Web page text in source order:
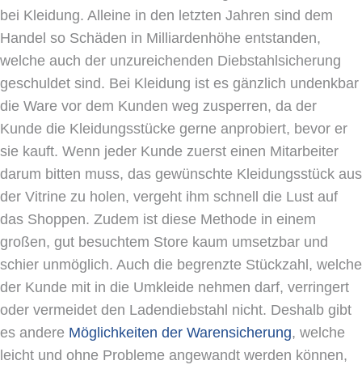
bei Kleidung. Alleine in den letzten Jahren sind dem
Handel so Schäden in Milliardenhöhe entstanden,
welche auch der unzureichenden Diebstahlsicherung
geschuldet sind. Bei Kleidung ist es gänzlich undenkbar
die Ware vor dem Kunden weg zusperren, da der
Kunde die Kleidungsstücke gerne anprobiert, bevor er
sie kauft. Wenn jeder Kunde zuerst einen Mitarbeiter
darum bitten muss, das gewünschte Kleidungsstück aus
der Vitrine zu holen, vergeht ihm schnell die Lust auf
das Shoppen. Zudem ist diese Methode in einem
großen, gut besuchtem Store kaum umsetzbar und
schier unmöglich. Auch die begrenzte Stückzahl, welche
der Kunde mit in die Umkleide nehmen darf, verringert
oder vermeidet den Ladendiebstahl nicht. Deshalb gibt
es andere Möglichkeiten der Warensicherung, welche
leicht und ohne Probleme angewandt werden können,